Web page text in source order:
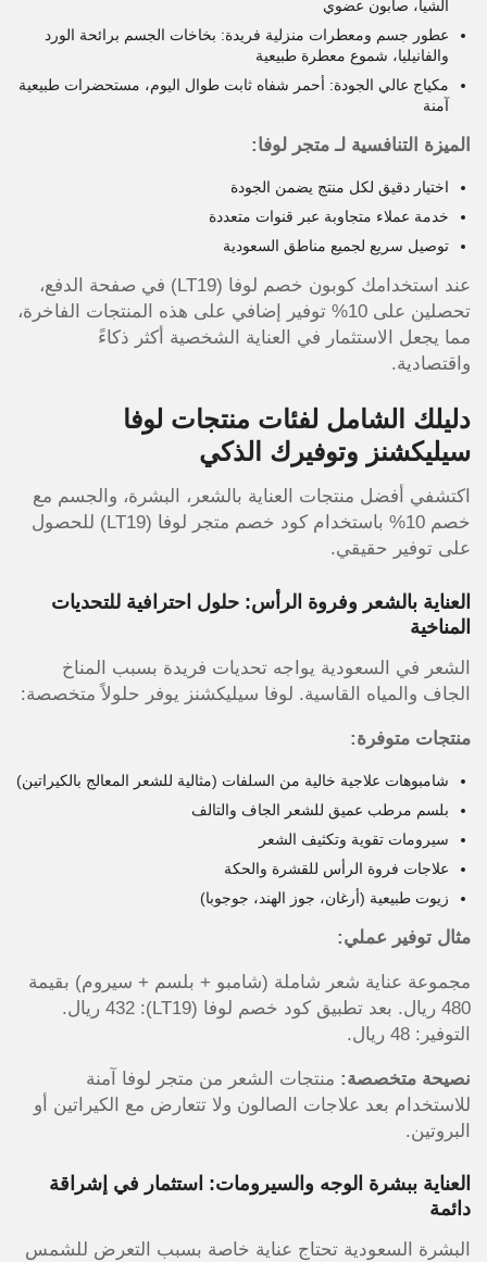
الشيا، صابون عضوي
عطور جسم ومعطرات منزلية فريدة: بخاخات الجسم برائحة الورد
والفانيليا، شموع معطرة طبيعية
مكياج عالي الجودة: أحمر شفاه ثابت طوال اليوم، مستحضرات طبيعية
آمنة
الميزة التنافسية لـ متجر لوفا:
اختيار دقيق لكل منتج يضمن الجودة
خدمة عملاء متجاوبة عبر قنوات متعددة
توصيل سريع لجميع مناطق السعودية
عند استخدامك كوبون خصم لوفا (LT19) في صفحة الدفع،
تحصلين على 10% توفير إضافي على هذه المنتجات الفاخرة،
مما يجعل الاستثمار في العناية الشخصية أكثر ذكاءً
واقتصادية.
دليلك الشامل لفئات منتجات لوفا
سيليكشنز وتوفيرك الذكي
اكتشفي أفضل منتجات العناية بالشعر، البشرة، والجسم مع
خصم 10% باستخدام كود خصم متجر لوفا (LT19) للحصول
على توفير حقيقي.
العناية بالشعر وفروة الرأس: حلول احترافية للتحديات
المناخية
الشعر في السعودية يواجه تحديات فريدة بسبب المناخ
الجاف والمياه القاسية. لوفا سيليكشنز يوفر حلولاً متخصصة:
منتجات متوفرة:
شامبوهات علاجية خالية من السلفات (مثالية للشعر المعالج بالكيراتين)
بلسم مرطب عميق للشعر الجاف والتالف
سيرومات تقوية وتكثيف الشعر
علاجات فروة الرأس للقشرة والحكة
زيوت طبيعية (أرغان، جوز الهند، جوجوبا)
مثال توفير عملي:
مجموعة عناية شعر شاملة (شامبو + بلسم + سيروم) بقيمة
480 ريال. بعد تطبيق كود خصم لوفا (LT19): 432 ريال.
التوفير: 48 ريال.
نصيحة متخصصة: منتجات الشعر من متجر لوفا آمنة
للاستخدام بعد علاجات الصالون ولا تتعارض مع الكيراتين أو
البروتين.
العناية ببشرة الوجه والسيرومات: استثمار في إشراقة
دائمة
البشرة السعودية تحتاج عناية خاصة بسبب التعرض للشمس